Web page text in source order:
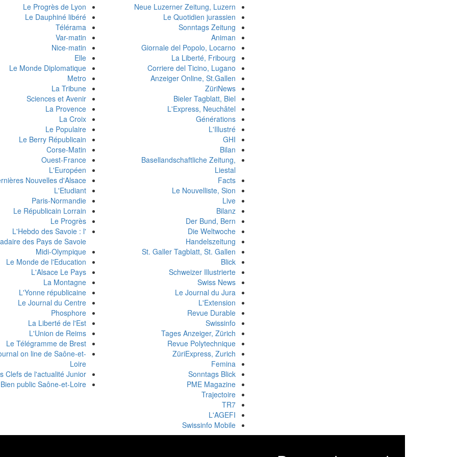
Le Progrès de Lyon
Le Dauphiné libéré
Télérama
Var-matin
Nice-matin
Elle
Le Monde Diplomatique
Metro
La Tribune
Sciences et Avenir
La Provence
La Croix
Le Populaire
Le Berry Républicain
Corse-Matin
Ouest-France
L'Européen
Nouvelles d'Alsace
L'Etudiant
Paris-Normandie
Le Républicain Lorrain
Le Progrès
L'Hebdo des Savoie : l'
des Pays de Savoie
Midi-Olympique
Le Monde de l'Education
L'Alsace Le Pays
La Montagne
L'Yonne républicaine
Le Journal du Centre
Phosphore
La Liberté de l'Est
L'Union de Reims
Le Télégramme de Brest
on line de Saône-et-
Loire
Clefs de l'actualité Junior
public Saône-et-Loire
Neue Luzerner Zeitung, Luzern
Le Quotidien jurassien
Sonntags Zeitung
Animan
Giornale del Popolo, Locarno
La Liberté, Fribourg
Corriere del Ticino, Lugano
Anzeiger Online, St.Gallen
ZüriNews
Bieler Tagblatt, Biel
L'Express, Neuchâtel
Générations
L'Illustré
GHI
Bilan
Basellandschaftliche Zeitung,
Liestal
Facts
Le Nouvelliste, Sion
Live
Bilanz
Der Bund, Bern
Die Weltwoche
Handelszeitung
St. Galler Tagblatt, St. Gallen
Blick
Schweizer Illustrierte
Swiss News
Le Journal du Jura
L'Extension
Revue Durable
Swissinfo
Tages Anzeiger, Zürich
Revue Polytechnique
ZüriExpress, Zurich
Femina
Sonntags Blick
PME Magazine
Trajectoire
TR7
L'AGEFI
Swissinfo Mobile